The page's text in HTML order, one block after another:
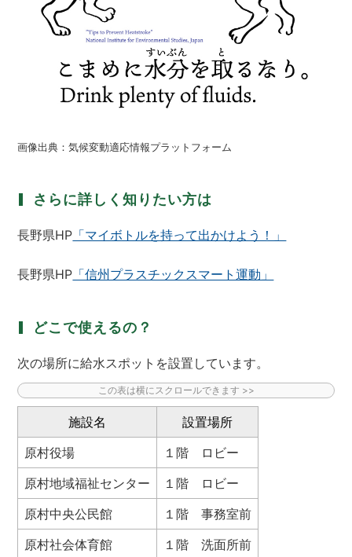
画像出典：気候変動適応情報プラットフォーム
さらに詳しく知りたい方は
長野県HP 「マイボトルを持って出かけよう！」
長野県HP 「信州プラスチックスマート運動」
どこで使えるの？
次の場所に給水スポットを設置しています。
施設名
設置場所
原村役場
１階 ロビー
原村地域福祉センター
１階 ロビー
原村中央公民館
１階 事務室前
原村社会体育館
１階 洗面所前